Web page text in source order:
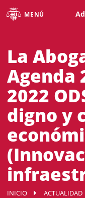
MENÚ
La
Agenda
2022
digno y
INICIO ACTUALIDAD